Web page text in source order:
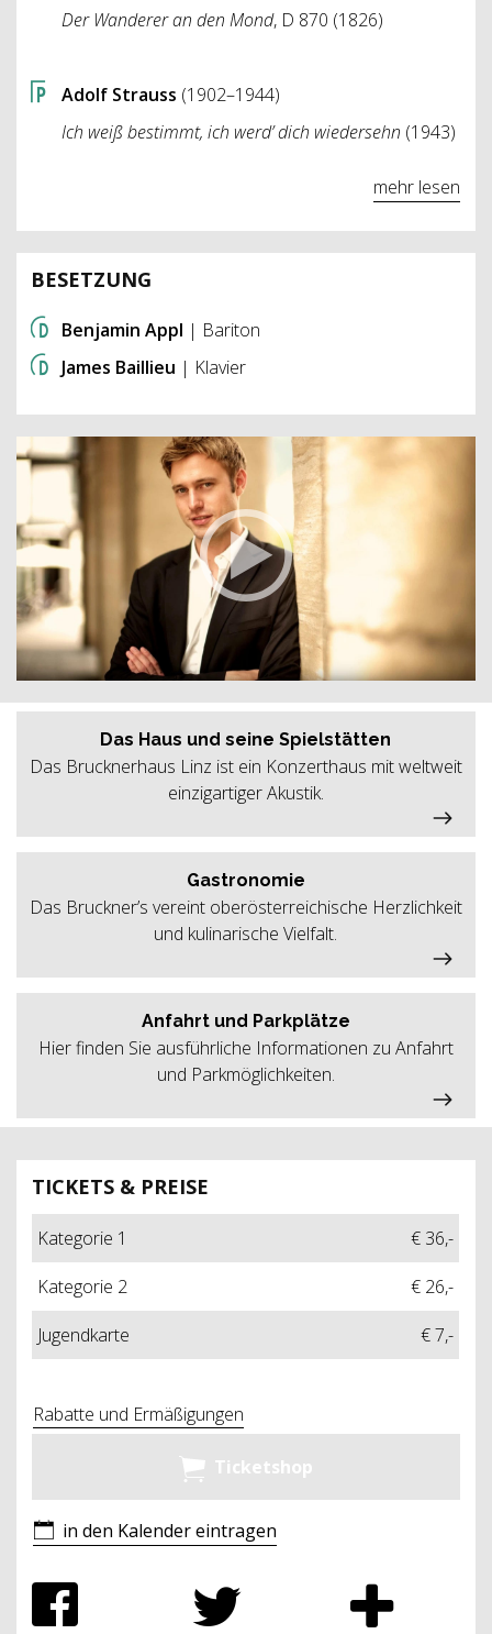
Der Wanderer an den Mond, D 870 (1826)
Adolf Strauss (1902–1944)
Ich weiß bestimmt, ich werd’ dich wiedersehn (1943)
mehr lesen
BESETZUNG
Benjamin Appl | Bariton
James Baillieu | Klavier
TICKETS & PREISE
Kategorie 1
€ 36,-
Kategorie 2
€ 26,-
Jugendkarte
€ 7,-
Rabatte und Ermäßigungen
Ticketshop
in den Kalender eintragen
Das Haus und seine Spielstätten
Das Brucknerhaus Linz ist ein Konzerthaus mit weltweit
einzigartiger Akustik.
Gastronomie
Das Bruckner’s vereint oberösterreichische Herzlichkeit
und kulinarische Vielfalt.
Anfahrt und Parkplätze
Hier finden Sie ausführliche Informationen zu Anfahrt
und Parkmöglichkeiten.